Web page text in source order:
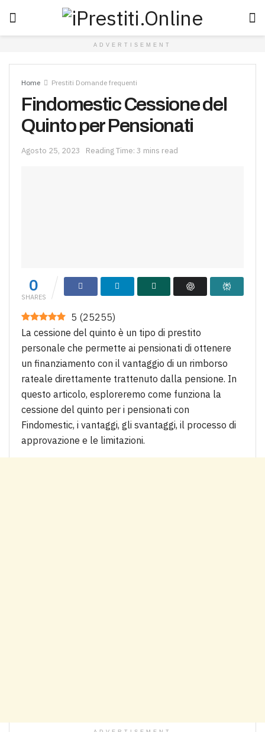
ADVERTISEMENT
Home Prestiti Domande frequenti
Findomestic Cessione del
Quinto per Pensionati
Agosto 25, 2023 Reading Time: 3 mins read
0
SHARES
5 (25255)
La cessione del quinto è un tipo di prestito
personale che permette ai pensionati di ottenere
un finanziamento con il vantaggio di un rimborso
rateale direttamente trattenuto dalla pensione. In
questo articolo, esploreremo come funziona la
cessione del quinto per i pensionati con
Findomestic, i vantaggi, gli svantaggi, il processo di
approvazione e le limitazioni.